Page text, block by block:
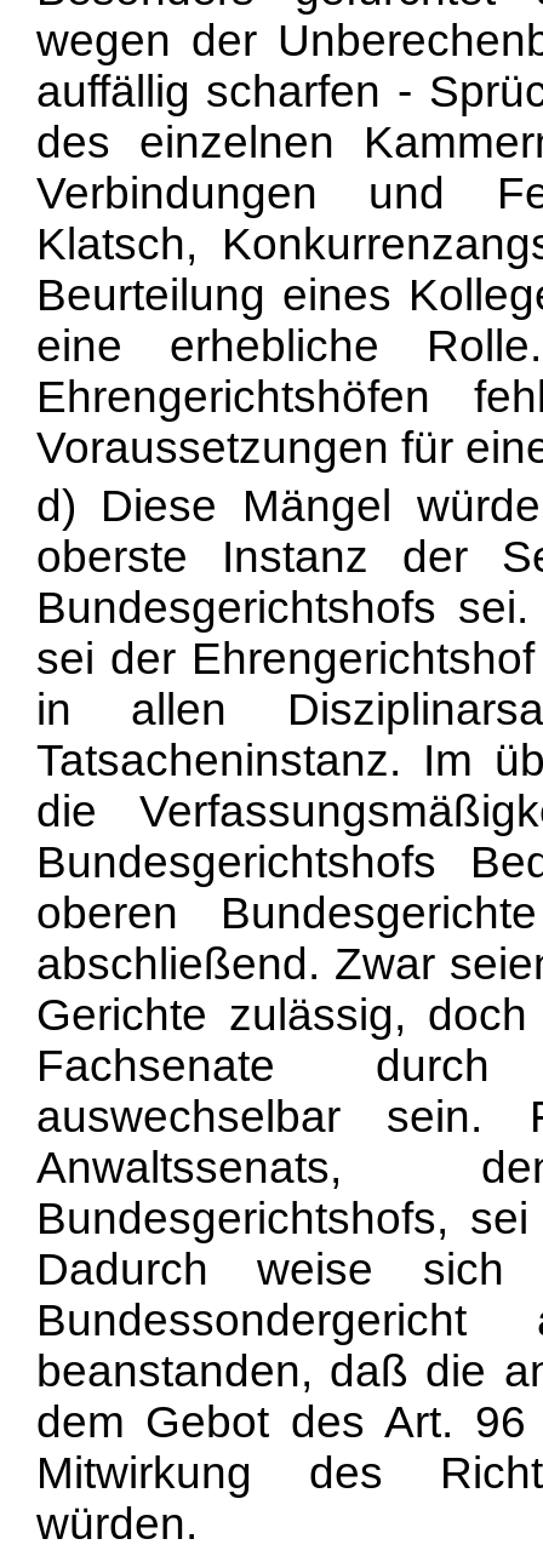
wegen der
auffällig scharfen -
des einzelnen
Verbindungen und
Klatsch,
Beurteilung eines
eine erhebliche
Ehrengerichtshöfen
Voraussetzungen für
d) Diese Mängel
oberste Instanz der
Bundesgerichtshofs
sei der
in allen
Tatsacheninstanz. Im
die
Bundesgerichtshofs
oberen
abschließend. Zwar
Gerichte zulässig,
Fachsenate durch
auswechselbar
Anwaltssenats,
Bundesgerichtshofs,
Dadurch weise
beanstanden, daß die
dem Gebot des Art.
Mitwirkung des
würden.